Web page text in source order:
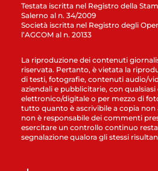
Testata iscritta nel Registro della
Salerno al n. 34/2009
Società iscritta nel Registro degli
l’AGCOM al n. 20133
La riproduzione dei contenuti
riservata. Pertanto, è vietata la
di testi, fotografie, contenuti audio/
aziendali e pubblicitarie, con
elettronico/digitale o per mezzo di
tutto quanto è ascrivibile a copia non
non è responsabile dei commenti
esercitare un controllo continuo
segnalazione qualora gli stessi